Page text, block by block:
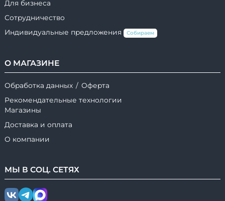
Для бизнеса
Сотрудничество
Индивидуальные предложения
Собираем
О МАГАЗИНЕ
Обработка данных / Оферта
Рекомендательные технологии
Магазины
Доставка и оплата
О компании
МЫ В СОЦ. СЕТЯХ